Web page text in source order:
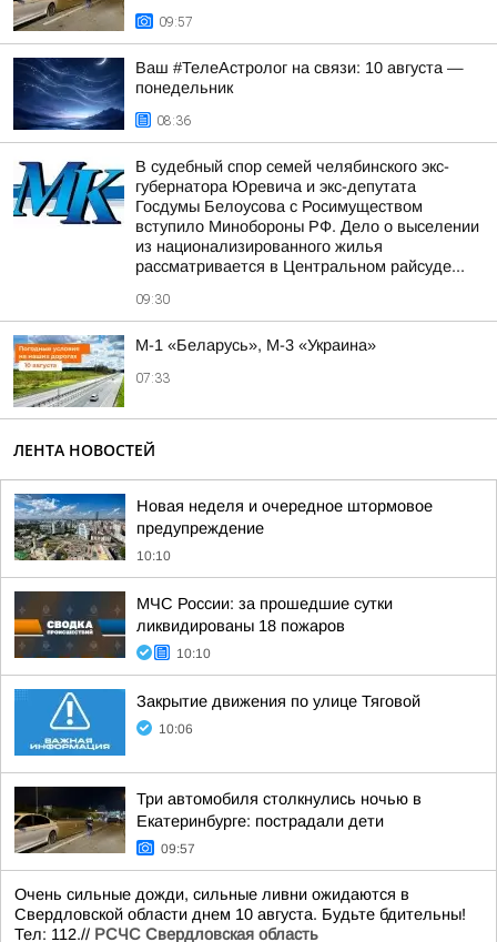
09:57
Ваш #ТелеАстролог на связи: 10 августа —
понедельник
08:36
В судебный спор семей челябинского экс-
губернатора Юревича и экс-депутата
Госдумы Белоусова с Росимуществом
вступило Минобороны РФ. Дело о выселении
из национализированного жилья
рассматривается в Центральном райсуде...
09:30
М-1 «Беларусь», М-3 «Украина»
07:33
ЛЕНТА НОВОСТЕЙ
Новая неделя и очередное штормовое
предупреждение
10:10
МЧС России: за прошедшие сутки
ликвидированы 18 пожаров
10:10
Закрытие движения по улице Тяговой
10:06
Три автомобиля столкнулись ночью в
Екатеринбурге: пострадали дети
09:57
Очень сильные дожди, сильные ливни ожидаются в
Свердловской области днем 10 августа. Будьте бдительны!
Тел: 112.// РСЧС Свердловская область